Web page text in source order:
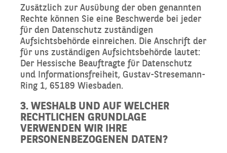
Zusätzlich zur Ausübung der oben genannten
Rechte können Sie eine Beschwerde bei jeder
für den Datenschutz zuständigen
Aufsichtsbehörde einreichen. Die Anschrift der
für uns zuständigen Aufsichtsbehörde lautet:
Der Hessische Beauftragte für Datenschutz
und Informationsfreiheit, Gustav-Stresemann-
Ring 1, 65189 Wiesbaden.
3. WESHALB UND AUF WELCHER
RECHTLICHEN GRUNDLAGE
VERWENDEN WIR IHRE
PERSONENBEZOGENEN DATEN?